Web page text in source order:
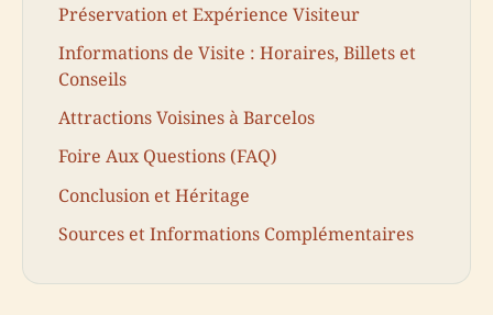
Préservation et Expérience Visiteur
Informations de Visite : Horaires, Billets et
Conseils
Attractions Voisines à Barcelos
Foire Aux Questions (FAQ)
Conclusion et Héritage
Sources et Informations Complémentaires